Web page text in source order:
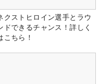
クストヒロイン選手とラウ
ドできるチャンス！詳しく
こちら！